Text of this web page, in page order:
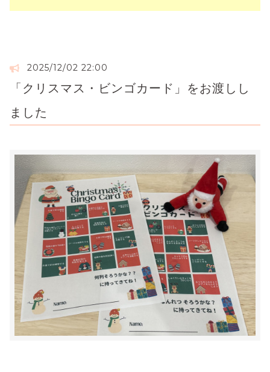
2025/12/02 22:00
「クリスマス・ビンゴカード」をお渡しし
ました